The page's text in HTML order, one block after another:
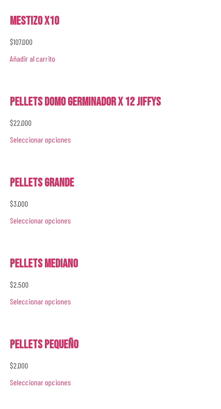
Mestizo x10
$107.000
Añadir al carrito
Pellets Domo Germinador x 12 Jiffys
$22.000
Seleccionar opciones
Pellets Grande
$3.000
Seleccionar opciones
Pellets Mediano
$2.500
Seleccionar opciones
Pellets Pequeño
$2.000
Seleccionar opciones